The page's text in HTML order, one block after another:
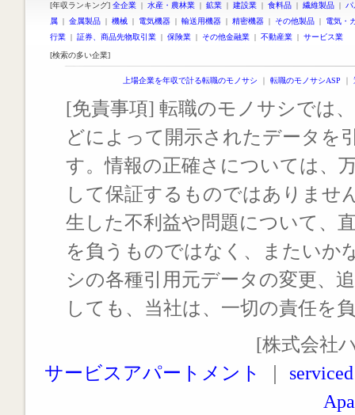
[年収ランキング] 全企業 | 水産・農林業 | 鉱業 | 建設業 | 食料品 | 繊維製品 |
属 | 金属製品 | 機械 | 電気機器 | 輸送用機器 | 精密機器 | その他製品 | 電気・
行業 | 証券、商品先物取引業 | 保険業 | その他金融業 | 不動産業 | サービス業
[検索の多い企業]
上場企業を年収で計る転職のモノサシ ｜ 転職のモノサシASP ｜
[免責事項] 転職のモノサシでは
どによって開示されたデータを
す。情報の正確さについては、
して保証するものではありませ
生した不利益や問題について、
を負うものではなく、またいか
シの各種引用元データの変更、
しても、当社は、一切の責任を
[株式会社
サービスアパートメント